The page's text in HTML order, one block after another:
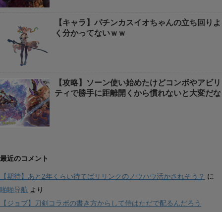
【キャラ】パチンカスイオちゃんの立ち回りよ
く分かってないｗｗ
【攻略】ソーン使い始めたけどコンボやアビリ
ティで勝手に距離開くから慣れないと大変だな
最近のコメント
【期待】あと2年くらい待てばリリンクのノウハウ活かされそう？ に
啪啪导航 より
【ジョブ】刀剣コラボの書き方からして侍はただで配るんだろう